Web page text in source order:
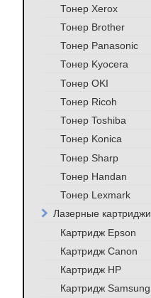
Тонер Xerox
Тонер Brother
Тонер Panasonic
Тонер Kyocera
Тонер OKI
Тонер Ricoh
Тонер Toshiba
Тонер Konica
Тонер Sharp
Тонер Handan
Тонер Lexmark
Лазерные картриджи
Картридж Epson
Картридж Canon
Картридж HP
Картридж Samsung